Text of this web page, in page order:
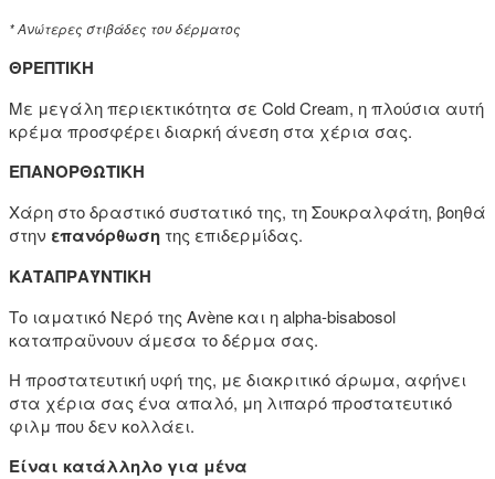
* Ανώτερες στιβάδες του δέρματος
ΘΡΕΠΤΙΚΗ
Με μεγάλη περιεκτικότητα σε Cold Cream, η πλούσια αυτή
κρέμα προσφέρει διαρκή άνεση στα χέρια σας.
ΕΠΑΝΟΡΘΩΤΙΚΗ
Χάρη στο δραστικό συστατικό της, τη Σουκραλφάτη, βοηθά
στην επανόρθωση της επιδερμίδας.
ΚΑΤΑΠΡΑΫΝΤΙΚΗ
Το ιαματικό Νερό της Avène και η alpha-bisabosol
καταπραϋνουν άμεσα το δέρμα σας.
Η προστατευτική υφή της, με διακριτικό άρωμα, αφήνει
στα χέρια σας ένα απαλό, μη λιπαρό προστατευτικό
φιλμ που δεν κολλάει.
Είναι κατάλληλο για μένα